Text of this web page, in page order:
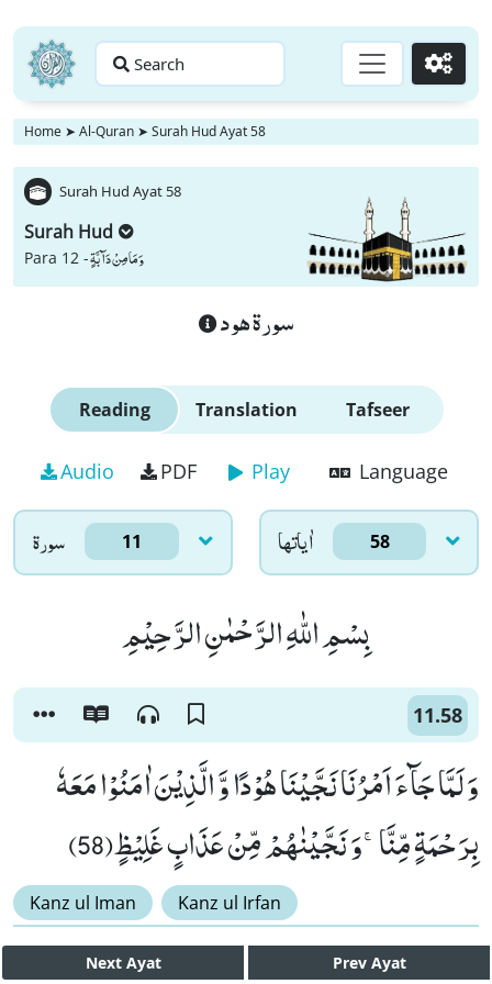
Search Go
Home ➤ Al-Quran ➤ Surah Hud Ayat 58
Surah Hud Ayat 58
Surah Hud
Para 12 -وَ مَا مِنْ دَآبَّةٍ
سورة هود
Reading Translation Tafseer
Audio PDF Play Language
سورۃ 11 اٰياتها 58
بِسْمِ اللّٰهِ الرَّحْمٰنِ الرَّحِیْمِ
11.58
وَ لَمَّا جَآءَ اَمْرُنَا نَجَّیْنَا هُوْدًا وَّ الَّذِیْنَ اٰمَنُوْا مَعَهٗ
بِرَحْمَةٍ مِّنَّاۚ-وَ نَجَّیْنٰهُمْ مِّنْ عَذَابٍ غَلِیْظٍ(58)
Kanz ul Iman Kanz ul Irfan
Next Ayat Prev Ayat